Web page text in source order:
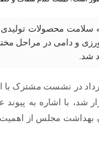
سلامت محصولات
و دامی در مراحل
شد.
نوری روز سه شنبه ۱۲
شد، با اشاره به
مجلس از اهمیت